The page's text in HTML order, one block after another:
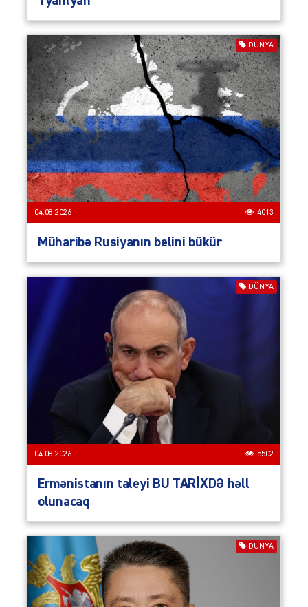
DÜNYA
04.08.2026 4013
Müharibə Rusiyanın belini bükür
DÜNYA
04.08.2026 5502
Ermənistanın taleyi BU TARİXDƏ həll
olunacaq
DÜNYA